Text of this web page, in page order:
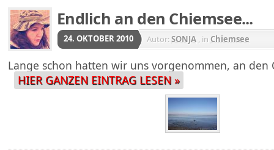
Endlich an den Chiemsee...
24. OKTOBER 2010 Autor:SONJA , in Chiemsee
Lange schon hatten wir uns vorgenommen, an den
HIER GANZEN EINTRAG LESEN »